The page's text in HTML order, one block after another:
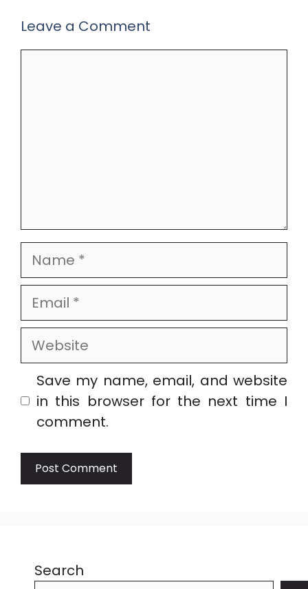
Leave a Comment
Name
Email
Website
Save my name, email, and website
in this browser for the next time I
comment.
Search